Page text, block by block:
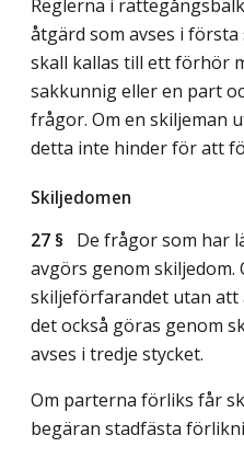
Reglerna i
åtgärd som avses i första
skall kallas till ett förhör
sakkunnig eller en part
frågor. Om en
detta inte hinder för att
Skiljedomen
27 § De frågor som har
avgörs genom skiljedom.
skiljeförfarandet utan att
det också göras genom
avses i tredje stycket.
Om parterna förliks får
begäran stadfästa